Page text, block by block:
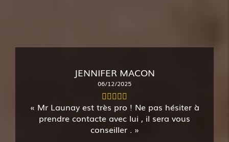
JENNIFER MACON
06/12/2025
Mr Launay est très pro ! Ne pas hésiter à
prendre contacte avec lui , il sera vous
conseiller .